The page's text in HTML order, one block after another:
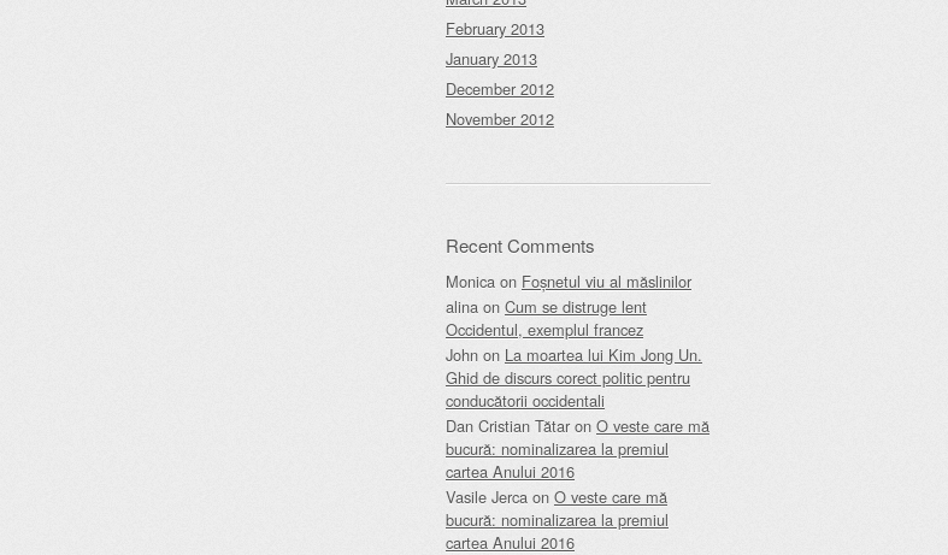
February 2013
January 2013
December 2012
November 2012
Recent Comments
Monica on Foșnetul viu al măslinilor
alina on Cum se distruge lent
Occidentul, exemplul francez
John on La moartea lui Kim Jong Un.
Ghid de discurs corect politic pentru
conducătorii occidentali
Dan Cristian Tătar on O veste care mă
bucură: nominalizarea la premiul
cartea Anului 2016
Vasile Jerca on O veste care mă
bucură: nominalizarea la premiul
cartea Anului 2016